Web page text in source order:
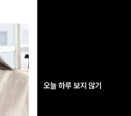
오늘 하루 보지 않기